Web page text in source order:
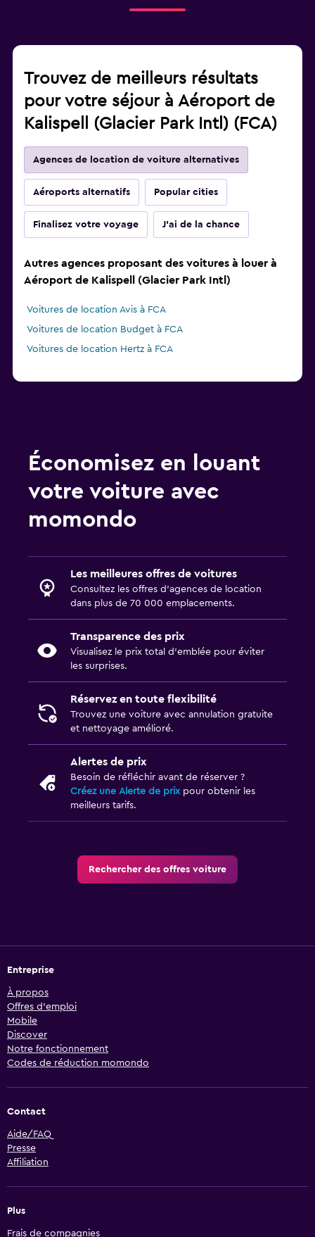
Trouvez de meilleurs résultats
pour votre séjour à Aéroport de
Kalispell (Glacier Park Intl) (FCA)
Agences de location de voiture alternatives
Aéroports alternatifs Popular cities
Finalisez votre voyage J'ai de la chance
Autres agences proposant des voitures à louer à
Aéroport de Kalispell (Glacier Park Intl)
Voitures de location Avis à FCA
Voitures de location Budget à FCA
Voitures de location Hertz à FCA
Économisez en louant
votre voiture avec
momondo
Les meilleures offres de voitures
Consultez les offres d’agences de location
dans plus de 70 000 emplacements.
Transparence des prix
Visualisez le prix total d’emblée pour éviter
les surprises.
Réservez en toute flexibilité
Trouvez une voiture avec annulation gratuite
et nettoyage amélioré.
Alertes de prix
Besoin de réfléchir avant de réserver ?
Créez une Alerte de prixpour obtenir les
meilleurs tarifs.
Rechercher des offres voiture
Entreprise
À propos
Offres d’emploi
Mobile
Discover
Notre fonctionnement
Codes de réduction momondo
Contact
Aide/FAQ
Presse
Affiliation
Plus
Frais de compagnies